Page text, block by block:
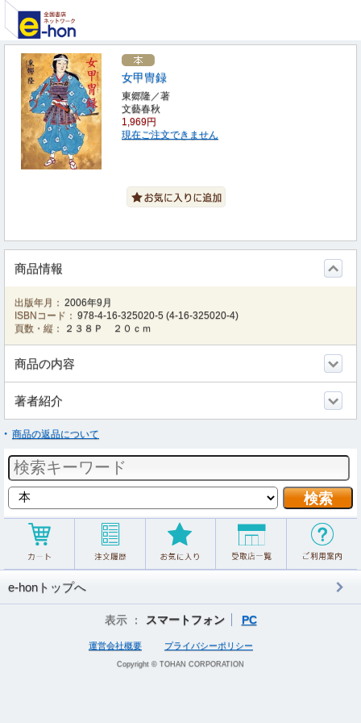
女甲冑録
東郷隆／著
文藝春秋
1,969円
現在ご注文できません
商品情報
出版年月： 2006年9月
ISBNコード： 978-4-16-325020-5 (4-16-325020-4)
頁数・縦：
２３８Ｐ ２０ｃｍ
商品の内容
著者紹介
商品の返品について
e-honトップへ
表示 ： スマートフォン PC
運営会社概要 プライバシーポリシー
Copyright © TOHAN CORPORATION